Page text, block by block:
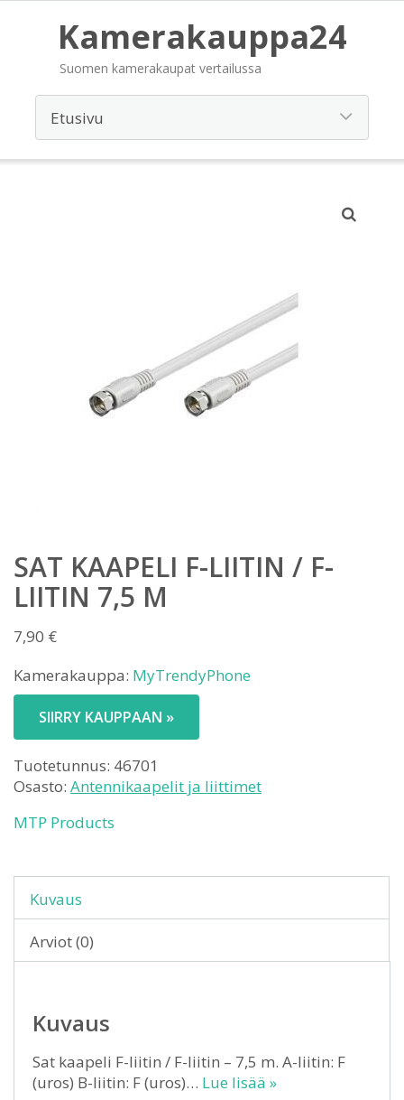
Kamerakauppa24
Suomen kamerakaupat vertailussa
SAT KAAPELI F-LIITIN / F-
LIITIN 7,5 M
7,90 €
Kamerakauppa: MyTrendyPhone
SIIRRY KAUPPAAN »
Tuotetunnus: 46701
Osasto: Antennikaapelit ja liittimet
MTP Products
Kuvaus
Arviot (0)
Kuvaus
Sat kaapeli F-liitin / F-liitin – 7,5 m. A-liitin: F
(uros) B-liitin: F (uros)… Lue lisää »